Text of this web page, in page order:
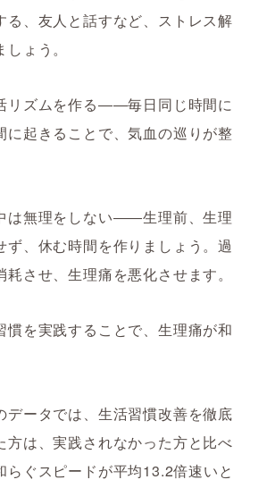
る、友人と話すなど、ストレス解
ょう。
リズムを作る――毎日同じ時間に
に起きることで、気血の巡りが整
は無理をしない――生理前、生理
ず、休む時間を作りましょう。過
させ、生理痛を悪化させます。
慣を実践することで、生理痛が和
データでは、生活習慣改善を徹底
方は、実践されなかった方と比べ
らぐスピードが平均13.2倍速いと